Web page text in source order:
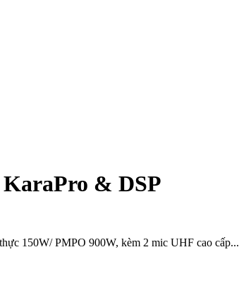
& DSP
150W/ PMPO 900W, kèm 2 mic UHF cao cấp...